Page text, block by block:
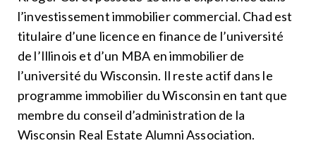
l’investissement immobilier commercial. Chad est
titulaire d’une licence en finance de l’université
de l’Illinois et d’un MBA en immobilier de
l’université du Wisconsin. Il reste actif dans le
programme immobilier du Wisconsin en tant que
membre du conseil d’administration de la
Wisconsin Real Estate Alumni Association.